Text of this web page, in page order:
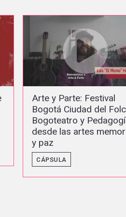
Vlog Idartes: Ciudad
Deseo, Ballet de los
de Rusia, El Cine y Yo
Alejandro Riaño y
más esta semana
CÁPSULA